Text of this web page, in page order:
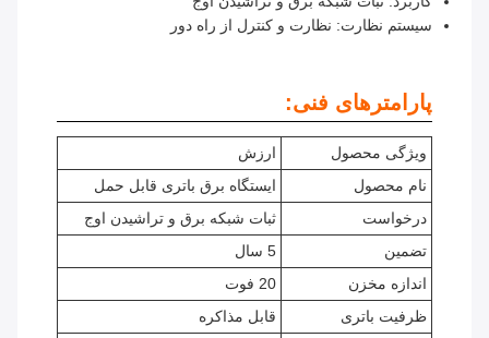
سیستم نظارت: نظارت و کنترل از راه دور
پارامترهای فنی:
ویژگی محصول
ارزش
نام محصول
ایستگاه برق باتری قابل حمل
درخواست
ثبات شبکه برق و تراشیدن اوج
تضمین
5 سال
اندازه مخزن
20 فوت
ظرفیت باتری
قابل مذاکره